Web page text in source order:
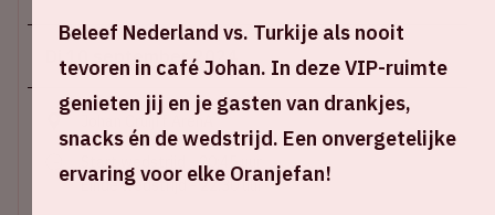
Di 10 september 2024
Johan Cruijff ArenA
Start wedstrijd - 20:45 uur
Einde wedstrijd - 22:30 uur
Beleef Nederland vs. Turkije als nooit
tevoren in café Johan. In deze VIP-ruimte
genieten jij en je gasten van drankjes,
snacks én de wedstrijd. Een onvergetelijke
ervaring voor elke Oranjefan!